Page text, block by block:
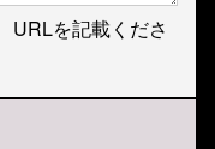
URLを記載くださ